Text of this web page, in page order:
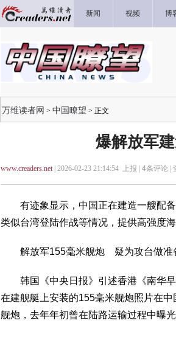
新闻 视频 博
万维读者网 > 中国瞭望 > 正文
爆解放军
www.creaders.net| 2026-02-23 21:14:54 上报 | 4条评论 |
有迹象显示，中国正在建造一艘配备
类似台湾登陆作战等情况，提供高强度
解放军155毫米舰炮 疑为攻台做准
韩国《中央日报》引述香港《南华早
在建舰艇上安装的155毫米舰炮照片在
舰炮，去年年初曾在陆路运输过程中曝